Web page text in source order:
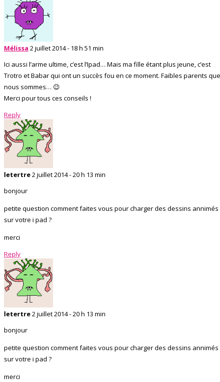
Mélissa 2 juillet 2014 - 18 h 51 min
Ici aussi l’arme ultime, c’est l’Ipad… Mais ma fille étant plus jeune, c’est
Trotro et Babar qui ont un succès fou en ce moment. Faibles parents que
nous sommes… 😉
Merci pour tous ces conseils !
Reply
letertre2 juillet 2014 - 20 h 13 min
bonjour
petite question comment faites vous pour charger des dessins annimés
sur votre i pad ?
merci
Reply
letertre2 juillet 2014 - 20 h 13 min
bonjour
petite question comment faites vous pour charger des dessins annimés
sur votre i pad ?
merci